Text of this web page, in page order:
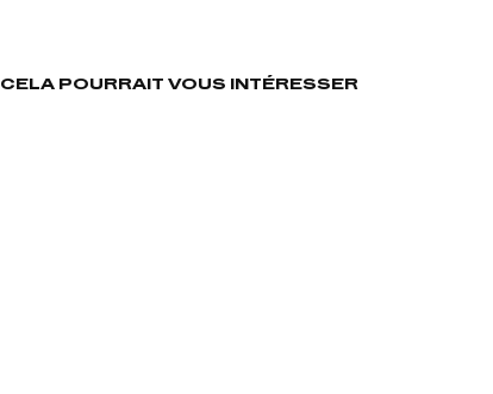
CELA POURRAIT VOUS INTÉRESSER